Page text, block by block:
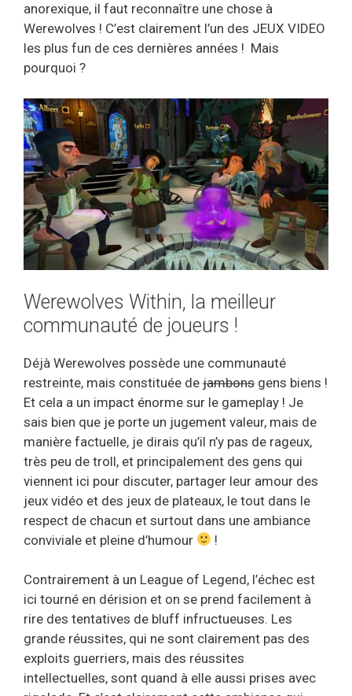
anorexique, il faut reconnaître une chose à
Werewolves ! C’est clairement l’un des JEUX VIDEO
les plus fun de ces dernières années ! Mais
pourquoi ?
Werewolves Within, la meilleur
communauté de joueurs !
Déjà Werewolves possède une communauté
restreinte, mais constituée de jambons gens biens !
Et cela a un impact énorme sur le gameplay ! Je
sais bien que je porte un jugement valeur, mais de
manière factuelle, je dirais qu’il n’y pas de rageux,
très peu de troll, et principalement des gens qui
viennent ici pour discuter, partager leur amour des
jeux vidéo et des jeux de plateaux, le tout dans le
respect de chacun et surtout dans une ambiance
conviviale et pleine d’humour
!
Contrairement à un League of Legend, l’échec est
ici tourné en dérision et on se prend facilement à
rire des tentatives de bluff infructueuses. Les
grande réussites, qui ne sont clairement pas des
exploits guerriers, mais des réussites
intellectuelles, sont quand à elle aussi prises avec